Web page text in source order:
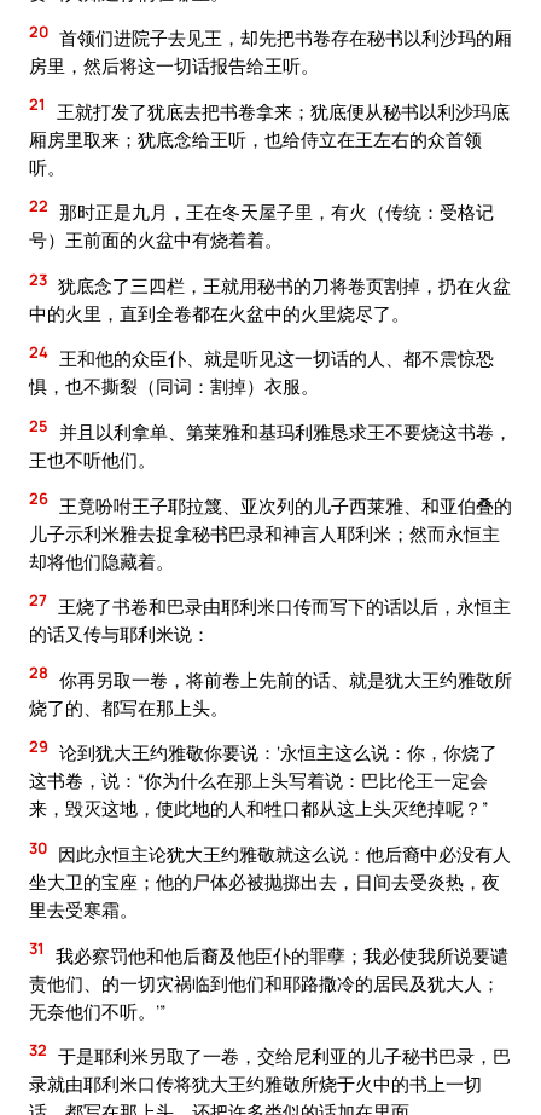
20 首领们进院子去见王，却先把书卷存在秘书以利沙玛的厢
房里，然后将这一切话报告给王听。
21
王就打发了犹底去把书卷拿来；犹底便从秘书以利沙玛底
厢房里取来；犹底念给王听，也给侍立在王左右的众首领
听。
22 那时正是九月，王在冬天屋子里，有火（传统：受格记
号）王前面的火盆中有烧着着。
23 犹底念了三四栏，王就用秘书的刀将卷页割掉，扔在火盆
中的火里，直到全卷都在火盆中的火里烧尽了。
24 王和他的众臣仆、就是听见这一切话的人、都不震惊恐
惧，也不撕裂（同词：割掉）衣服。
25 并且以利拿单、第莱雅和基玛利雅恳求王不要烧这书卷，
王也不听他们。
26 王竟吩咐王子耶拉篾、亚次列的儿子西莱雅、和亚伯叠的
儿子示利米雅去捉拿秘书巴录和神言人耶利米；然而永恒主
却将他们隐藏着。
27 王烧了书卷和巴录由耶利米口传而写下的话以后，永恒主
的话又传与耶利米说：
28 你再另取一卷，将前卷上先前的话、就是犹大王约雅敬所
烧了的、都写在那上头。
29 论到犹大王约雅敬你要说：‘永恒主这么说：你，你烧了
这书卷，说：“你为什么在那上头写着说：巴比伦王一定会
来，毁灭这地，使此地的人和牲口都从这上头灭绝掉呢？”
30 因此永恒主论犹大王约雅敬就这么说：他后裔中必没有人
坐大卫的宝座；他的尸体必被抛掷出去，日间去受炎热，夜
里去受寒霜。
31
我必察罚他和他后裔及他臣仆的罪孽；我必使我所说要谴
责他们、的一切灾祸临到他们和耶路撒冷的居民及犹大人；
无奈他们不听。’”
32 于是耶利米另取了一卷，交给尼利亚的儿子秘书巴录，巴
录就由耶利米口传将犹大王约雅敬所烧于火中的书上一切